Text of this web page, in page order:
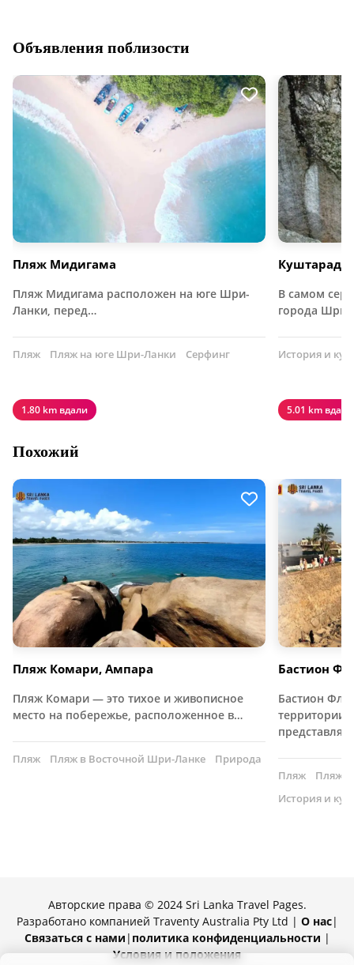
Объявления поблизости
Пляж Мидигама
Пляж Мидигама расположен на юге Шри-
Ланки, перед…
Пляж Пляж на юге Шри-Ланки Серфинг
1.80 km вдали
В самом
города
История и
5.01 km вдали
Похожий
Пляж Комари, Ампара
Пляж Комари — это тихое и живописное
место на побережье, расположенное в…
Пляж Пляж в Восточной Шри-Ланке Природа
Бастион
Бастион
территории
Пляж
Пляж
История и
Авторские права © 2024 Sri Lanka Travel Pages.
Разработано компанией Traventy Australia Pty Ltd | О нас|
Связаться с нами | политика конфиденциальности |
Условия и положения